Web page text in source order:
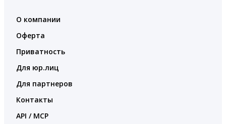
О компании
Оферта
Приватность
Для юр.лиц
Для партнеров
Контакты
API / MCP